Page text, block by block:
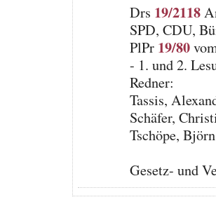
Drs 19/2118
SPD, CDU,
PlPr 19/80
- 1. und 2.
Redner:
Tassis,
Schäfer,
Tschöpe,
Gesetz- und